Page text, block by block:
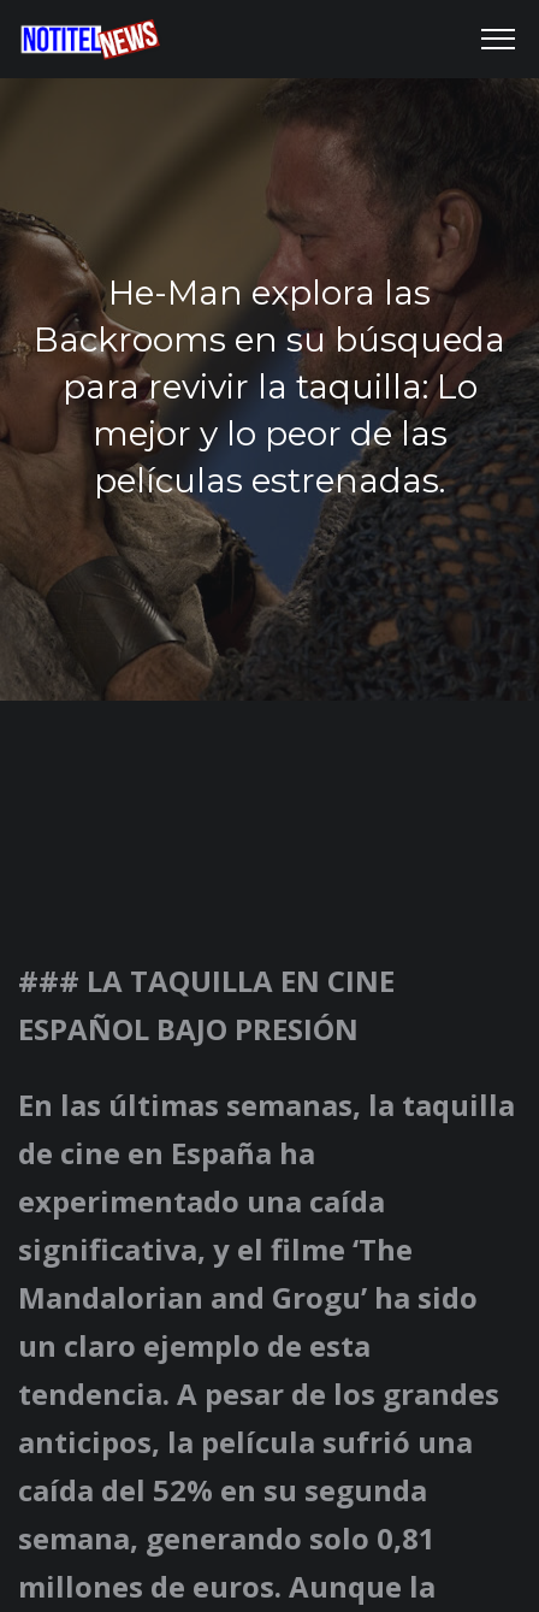
He-Man explora las
Backrooms en su búsqueda
para revivir la taquilla: Lo
mejor y lo peor de las
películas estrenadas.
### LA TAQUILLA EN CINE
ESPAÑOL BAJO PRESIÓN
En las últimas semanas, la taquilla
de cine en España ha
experimentado una caída
significativa, y el filme ‘The
Mandalorian and Grogu’ ha sido
un claro ejemplo de esta
tendencia. A pesar de los grandes
anticipos, la película sufrió una
caída del 52% en su segunda
semana, generando solo 0,81
millones de euros. Aunque la